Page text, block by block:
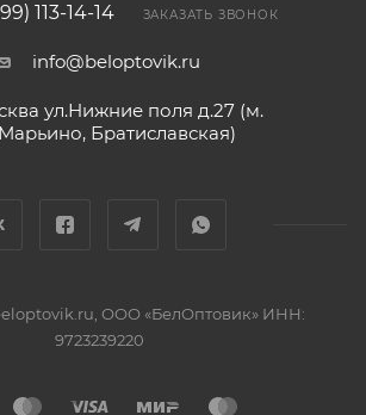
113-14-14 ЗАКАЗАТЬ ЗВОНОК
info@beloptovik.ru
ул.Нижние поля д.27 (м.
Марьино, Братиславская)
ООО «БелОптовик» ИНН:
9723239220